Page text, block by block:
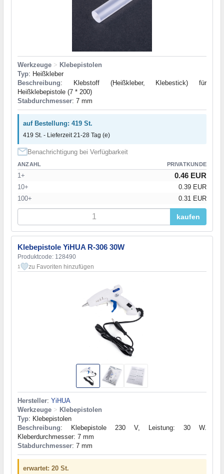
Werkzeuge > Klebepistolen
Typ: Heißkleber
Beschreibung: Klebstoff (Heißkleber, Klebestick) für
Heißklebepistole (7 * 200)
Stabdurchmesser: 7 mm
auf Bestellung: 419 St.
419 St. - Lieferzeit 21-28 Tag (e)
Benachrichtigung bei Verfügbarkeit
ANZAHL PRIVATKUNDE
1+ 0.46 EUR
10+
0.39 EUR
100+
0.31 EUR
kaufen
Klebepistole YiHUA R-306 30W
Produktcode: 128490
1 zu Favoriten hinzufügen
Hersteller: YiHUA
Werkzeuge > Klebepistolen
Typ: Klebepistolen
Beschreibung: Klebepistole 230 V, Leistung: 30 W.
Kleberdurchmesser: 7 mm
Stabdurchmesser: 7 mm
erwartet: 20 St.